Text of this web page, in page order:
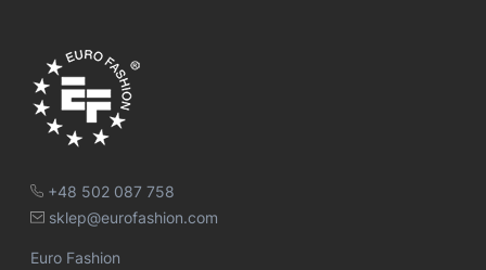
+48 502 087 758
sklep@eurofashion.com
Euro Fashion